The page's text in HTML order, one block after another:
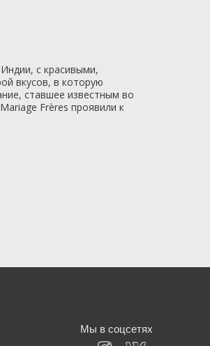
с красивыми,
вкусов, в которую
ставшее известным во
Frères проявили к
Мы в соцсетях